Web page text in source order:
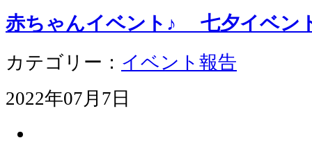
赤ちゃんイベント♪ 七夕イベン
カテゴリー： イベント報告
2022年07月7日